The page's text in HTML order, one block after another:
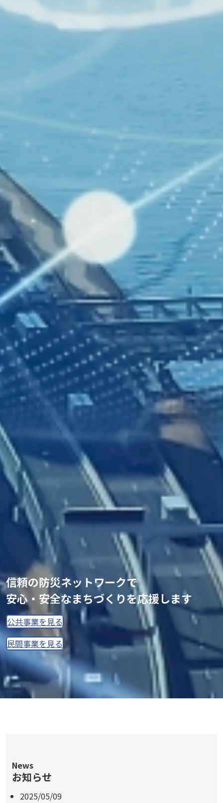
信頼の防災ネットワークで
安心・安全なまちづくりを応援します
公共事業を見る
民間事業を見る
News
お知らせ
2025/05/09